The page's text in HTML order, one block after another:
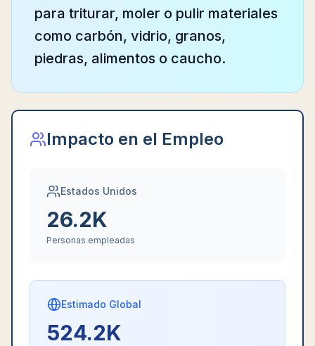
para triturar, moler o pulir materiales
como carbón, vidrio, granos,
piedras, alimentos o caucho.
Impacto en el Empleo
Estados Unidos
26.2K
Personas empleadas
Estimado Global
524.2K